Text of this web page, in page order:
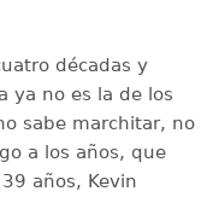
décadas y
ya no es la de los
sabe marchitar, no
a los años, que
años, Kevin